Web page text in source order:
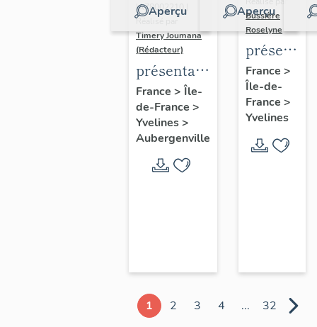
Aperçu
IA78002210 |
Réalisé par
Timery Joumana
(Rédacteur)
présentation
de l'étude
d'Elisabethville
France > Île-
de-France >
Yvelines>
Aubergenville
Aperçu
Bussière
Roselyne
du
diagnostic
et
France >
Île-de-
France >
Yvelines
1 2 3 4 ... 32